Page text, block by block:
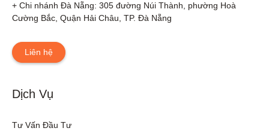
+ Chi nhánh Đà Nẵng: 305 đường Núi Thành, phường Hoà
Cường Bắc, Quận Hải Châu, TP. Đà Nẵng
Liên hệ
Dịch Vụ
Tư Vấn Đầu Tư